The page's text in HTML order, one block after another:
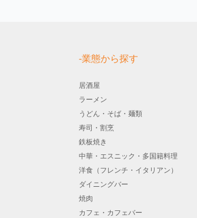
-業態から探す
居酒屋
ラーメン
うどん・そば・麺類
寿司・割烹
鉄板焼き
中華・エスニック・多国籍料理
洋食（フレンチ・イタリアン）
ダイニングバー
焼肉
カフェ・カフェバー